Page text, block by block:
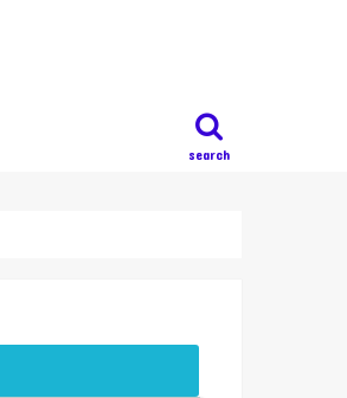
search